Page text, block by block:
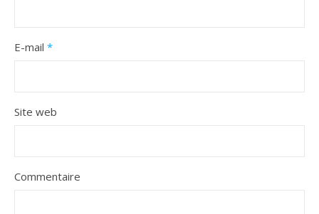
E-mail *
Site web
Commentaire